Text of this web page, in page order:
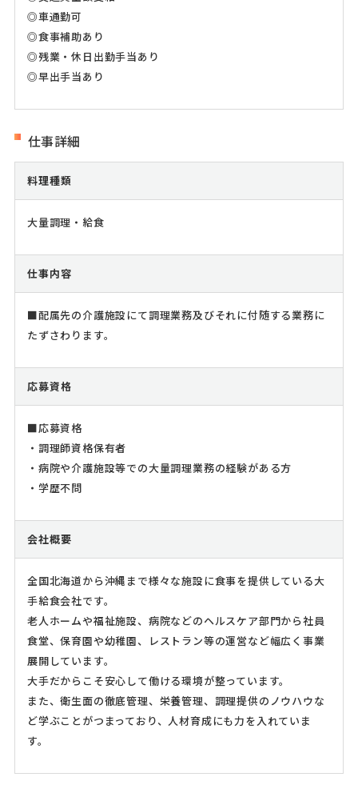
◎車通勤可
◎食事補助あり
◎残業・休日出勤手当あり
◎早出手当あり
仕事詳細
料理種類
大量調理・給食
仕事内容
■配属先の介護施設にて調理業務及びそれに付随する業務に
たずさわります。
応募資格
■応募資格
・調理師資格保有者
・病院や介護施設等での大量調理業務の経験がある方
・学歴不問
会社概要
全国北海道から沖縄まで様々な施設に食事を提供している大
手給食会社です。
老人ホームや福祉施設、病院などのヘルスケア部門から社員
食堂、保育園や幼稚園、レストラン等の運営など幅広く事業
展開しています。
大手だからこそ安心して働ける環境が整っています。
また、衛生面の徹底管理、栄養管理、調理提供のノウハウな
ど学ぶことがつまっており、人材育成にも力を入れていま
す。